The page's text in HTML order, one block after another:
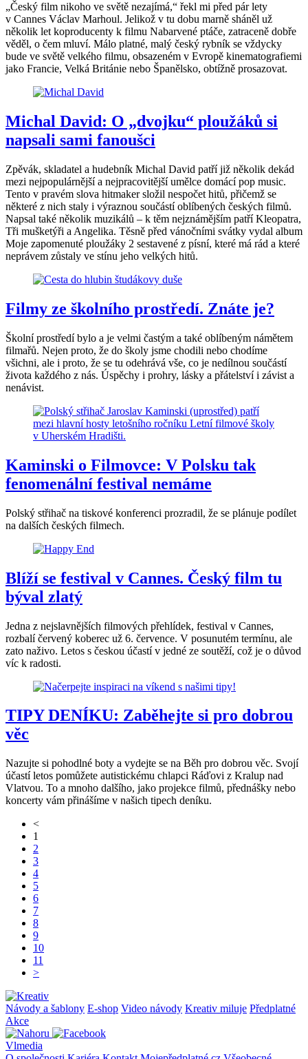
„Český film nikoho ve světě nezajímá,“ řekl mi před pár lety
v Cannes Václav Marhoul. Jelikož v tu dobu marně sháněl už
několik let koproducenty k filmu Nabarvené ptáče, zatraceně dobře
věděl, o čem mluví. Málo platné, malý český rybník se vždycky
bude ve světě velkého filmu, obsazeném v Evropě kinematografiemi
jako Francie, Velká Británie nebo Španělsko, obtížně prosazovat.
Michal David: O „dvojku“ ploužáků si
napsali sami fanoušci
Zpěvák, skladatel a hudebník Michal David patří již několik dekád
mezi nejpopulárnější a nejpracovitější umělce domácí pop music.
Tento v pravém slova hitmaker složil nespočet hitů, přičemž se
některé z nich staly i výraznou součástí oblíbených českých filmů.
Napsal také několik muzikálů – k těm nejznámějším patří Kleopatra,
Tři mušketýři a Angelika. Těsně před vánočními svátky vydal album
Moje zapomenuté ploužáky 2 sestavené z písní, které má rád a které
neprávem zůstaly ve stínu jeho velkých hitů.
Filmy ze školního prostředí. Znáte je?
Školní prostředí bylo a je velmi častým a také oblíbeným námětem
filmařů. Nejen proto, že do školy jsme chodili nebo chodíme
všichni, ale i proto, že se tu odehrává vše, co je nedílnou součástí
života každého z nás. Úspěchy i prohry, lásky a přátelství i závist a
nenávist.
Kaminski o Filmovce: V Polsku tak
fenomenální festival nemáme
Polský střihač na tiskové konferenci prozradil, že se plánuje podílet
na dalších českých filmech.
Blíží se festival v Cannes. Český film tu
býval zlatý
Jedna z nejslavnějších filmových přehlídek, festival v Cannes,
rozbalí červený koberec už 6. července. V posunutém termínu, ale
zato naživo. Letos s českou účastí v jedné ze soutěží, což je o důvod
víc k radosti.
TIPY DENÍKU: Zaběhejte si pro dobrou
věc
Nazujte si pohodlné boty a vydejte se na Běh pro dobrou věc. Svojí
účastí letos pomůžete autistickému chlapci Ráďovi z Kralup nad
Vlatvou. To a mnoho dalšího, jako projekce filmů, přednášky nebo
koncerty vám přinášíme v našich tipech deníku.
<
1
2
3
4
5
6
7
8
9
10
11
>
Návody a šablony E-shop Video návody Kreativ miluje Předplatné
Akce
Vlmedia